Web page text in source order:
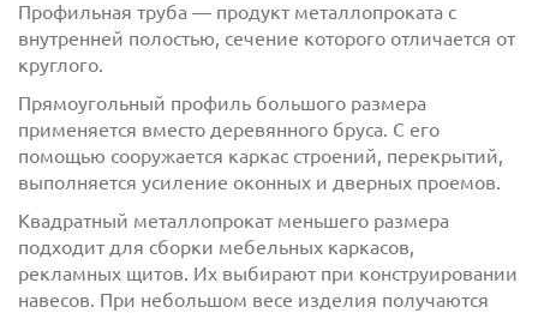
сполитикой обработки персональных данных
ознакомлен(-а) и даюсогласиена обработку
персональных данных
Профильная труба — продукт металлопроката с
внутренней полостью, сечение которого отличается от
круглого.
Прямоугольный профиль большого размера
применяется вместо деревянного бруса. С его
помощью сооружается каркас строений, перекрытий,
выполняется усиление оконных и дверных проемов.
Квадратный металлопрокат меньшего размера
подходит для сборки мебельных каркасов,
рекламных щитов. Их выбирают при конструировании
навесов. При небольшом весе изделия получаются